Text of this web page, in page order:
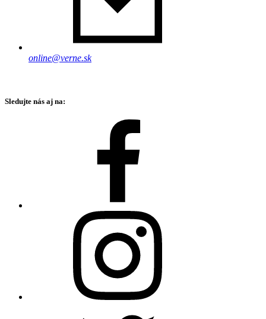
online@verne.sk
Sledujte nás aj na: